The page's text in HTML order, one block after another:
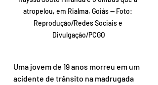
atropelou, em Rialma, Goiás — Foto:
Reprodução/Redes Sociais e
Divulgação/PCGO
Uma jovem de 19 anos morreu em um
acidente de trânsito na madrugada